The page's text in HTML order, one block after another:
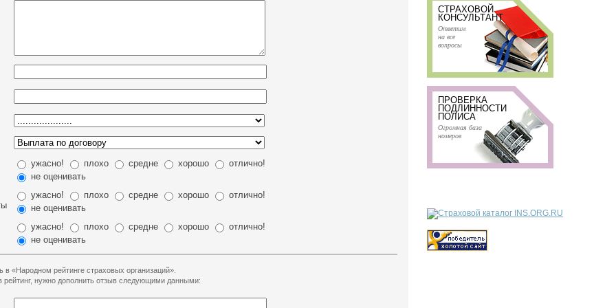
ужасно! плохо средне хорошо
отлично!
не оценивать
ужасно! плохо средне хорошо
отлично!
не оценивать
ужасно!
плохо средне хорошо
отлично!
не оценивать
«Народном рейтинге страховых организаций».
рейтинг, нужно дополнить отзыв следующими данными:
СТРАХОВОЙ
КОНСУЛЬТАНТ
Ответим
на все
вопросы
ПРОВЕРКА
ПОДЛИННОСТИ
ПОЛИСА
Огромная база
номеров